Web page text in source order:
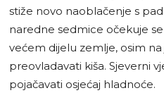
stiže novo naoblačenje s
naredne sedmice očekuje se
većem dijelu zemlje, osim
preovladavati kiša. Sjeverni
pojačavati osjećaj hladnoće.